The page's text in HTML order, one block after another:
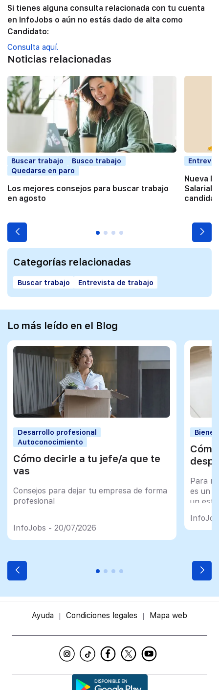
Si tienes alguna consulta relacionada con tu cuenta
en InfoJobs o aún no estás dado de alta como
Candidato:
Consulta aquí.
Noticias relacionadas
Buscar trabajo
Busco trabajo
Quedarse en paro
Los mejores consejos para buscar trabajo
en agosto
Nueva
Salarial:
Categorías relacionadas
Buscar trabajo Entrevista de trabajo
Lo más leído en el Blog
Desarrollo profesional
Autoconocimiento
Cómo decirle a tu jefe/a que te
vas
Consejos para dejar tu empresa de forma
profesional
InfoJobs - 20/07/2026
Para
es un
un
Ayuda Condiciones legales Mapa web